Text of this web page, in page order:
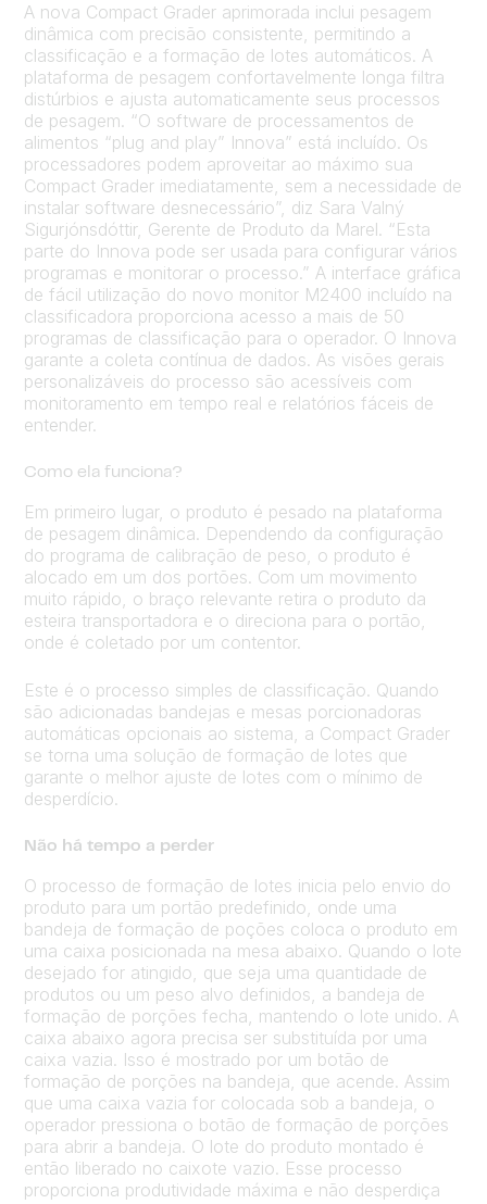
A nova Compact Grader aprimorada inclui pesagem
dinâmica com precisão consistente, permitindo a
classificação e a formação de lotes automáticos. A
plataforma de pesagem confortavelmente longa filtra
distúrbios e ajusta automaticamente seus processos
de pesagem. “O software de processamentos de
alimentos “plug and play” Innova” está incluído. Os
processadores podem aproveitar ao máximo sua
Compact Grader imediatamente, sem a necessidade de
instalar software desnecessário”, diz Sara Valný
Sigurjónsdóttir, Gerente de Produto da Marel. “Esta
parte do Innova pode ser usada para configurar vários
programas e monitorar o processo.” A interface gráfica
de fácil utilização do novo monitor M2400 incluído na
classificadora proporciona acesso a mais de 50
programas de classificação para o operador. O Innova
garante a coleta contínua de dados. As visões gerais
personalizáveis do processo são acessíveis com
monitoramento em tempo real e relatórios fáceis de
entender.
Como ela funciona?
Em primeiro lugar, o produto é pesado na plataforma
de pesagem dinâmica. Dependendo da configuração
do programa de calibração de peso, o produto é
alocado em um dos portões. Com um movimento
muito rápido, o braço relevante retira o produto da
esteira transportadora e o direciona para o portão,
onde é coletado por um contentor.
Este é o processo simples de classificação. Quando
são adicionadas bandejas e mesas porcionadoras
automáticas opcionais ao sistema, a Compact Grader
se torna uma solução de formação de lotes que
garante o melhor ajuste de lotes com o mínimo de
desperdício.
Não há tempo a perder
O processo de formação de lotes inicia pelo envio do
produto para um portão predefinido, onde uma
bandeja de formação de poções coloca o produto em
uma caixa posicionada na mesa abaixo. Quando o lote
desejado for atingido, que seja uma quantidade de
produtos ou um peso alvo definidos, a bandeja de
formação de porções fecha, mantendo o lote unido. A
caixa abaixo agora precisa ser substituída por uma
caixa vazia. Isso é mostrado por um botão de
formação de porções na bandeja, que acende. Assim
que uma caixa vazia for colocada sob a bandeja, o
operador pressiona o botão de formação de porções
para abrir a bandeja. O lote do produto montado é
então liberado no caixote vazio. Esse processo
proporciona produtividade máxima e não desperdiça